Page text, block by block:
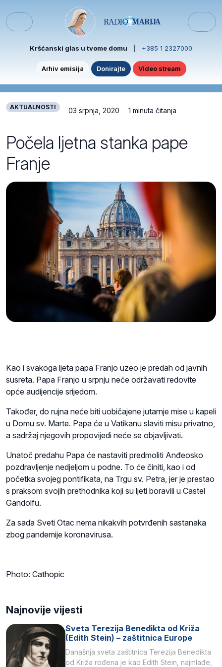
Menu
Kršćanski glas u tvome domu +385 1 2327000
Arhiv emisija Donirajte Video stream
AKTUALNOSTI 03 srpnja, 2020 1 minuta čitanja
Počela ljetna stanka pape
Franje
Kao i svakoga ljeta papa Franjo uzeo je predah od javnih
susreta. Papa Franjo u srpnju neće održavati redovite
opće audijencije srijedom.
Također, do rujna neće biti uobičajene jutarnje mise u kapeli
u Domu sv. Marte. Papa će u Vatikanu slaviti misu privatno,
a sadržaj njegovih propovijedi neće se objavljivati.
Unatoč predahu Papa će nastaviti predmoliti Anđeosko
pozdravljenje nedjeljom u podne. To će činiti, kao i od
početka svojeg pontifikata, na Trgu sv. Petra, jer je prestao
s praksom svojih prethodnika koji su ljeti boravili u Castel
Gandolfu.
Za sada Sveti Otac nema nikakvih potvrđenih sastanaka
zbog pandemije koronavirusa.
Photo: Cathopic
Najnovije vijesti
Sveta Terezija Benedikta od Križa
(Edith Stein) – zaštitnica Europe
Današnja sveta zaštitnica Terezija Benedikta
od Križa rođena je kao Edith Stein, najmlađe,